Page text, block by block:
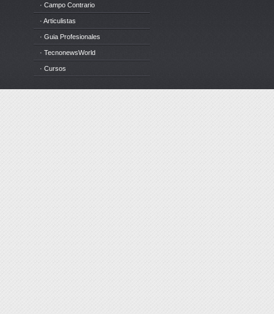
· Campo Contrario
· Articulistas
· Guia Profesionales
· TecnonewsWorld
· Cursos